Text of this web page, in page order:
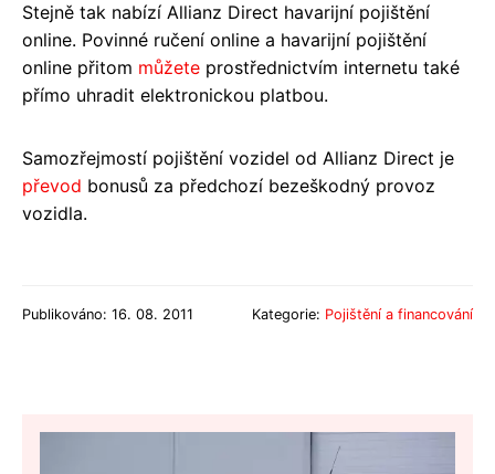
Stejně tak nabízí Allianz Direct havarijní pojištění
online. Povinné ručení online a havarijní pojištění
online přitom můžete prostřednictvím internetu také
přímo uhradit elektronickou platbou.
Samozřejmostí pojištění vozidel od Allianz Direct je
převod bonusů za předchozí bezeškodný provoz
vozidla.
Publikováno: 16. 08. 2011 Kategorie: Pojištění a financování